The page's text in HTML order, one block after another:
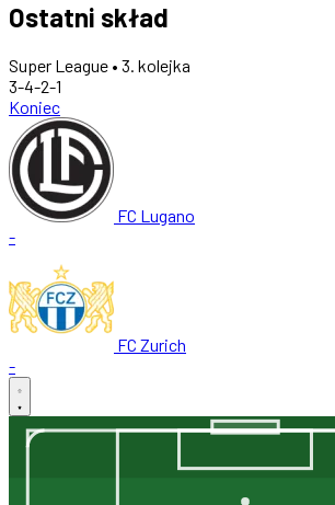
Ostatni skład
Super League • 3. kolejka
3-4-2-1
Koniec
FC Lugano
-
FC Zurich
-